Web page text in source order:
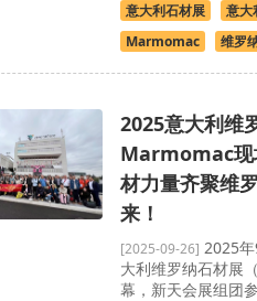
意大利石材展
意大
Marmomac
维罗
2025意大利维
Marmomac现
材力量齐聚维
来！
[2025-09-26] 2025
大利维罗纳石材展
幕，新天会展组团